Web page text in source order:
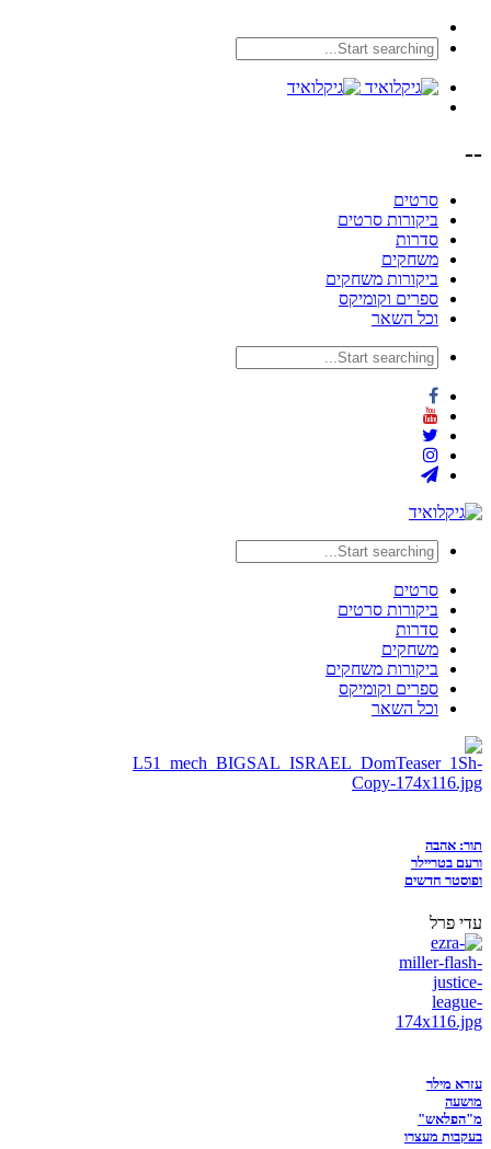
--
סרטים
ביקורות סרטים
סדרות
משחקים
ביקורות משחקים
ספרים וקומיקס
וכל השאר
סרטים
ביקורות סרטים
סדרות
משחקים
ביקורות משחקים
ספרים וקומיקס
וכל השאר
תור: אהבה
ורעם בטריילר
ופוסטר חדשים
עדי פרל
עזרא מילר
מושעה
מ"הפלאש"
בעקבות מעצרו